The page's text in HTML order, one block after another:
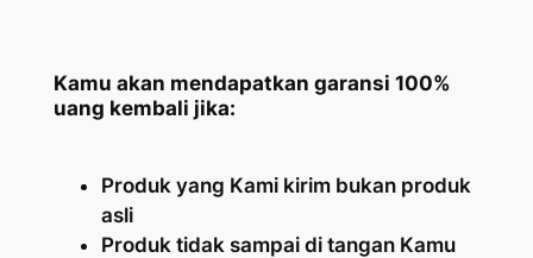
Kamu akan mendapatkan garansi 100%
uang kembali jika:
Produk yang Kami kirim bukan produk
asli
Produk tidak sampai di tangan Kamu